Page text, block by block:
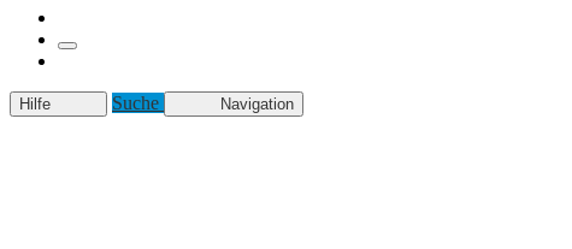
Hilfe Suche Navigation